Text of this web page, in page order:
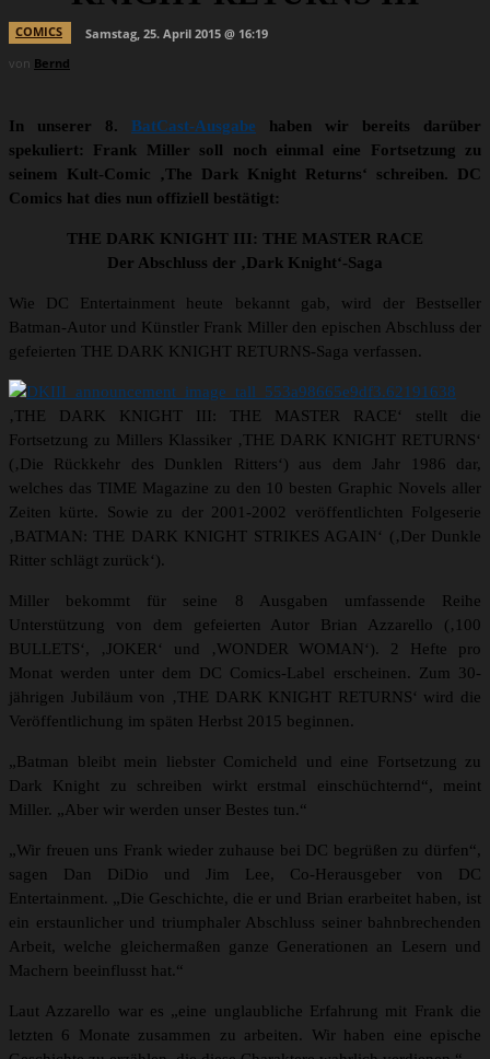
COMICS
Samstag, 25. April 2015 @ 16:19
von Bernd
In unserer 8. BatCast-Ausgabe haben wir bereits darüber
spekuliert: Frank Miller soll noch einmal eine Fortsetzung zu
seinem Kult-Comic ‚The Dark Knight Returns‘ schreiben. DC
Comics hat dies nun offiziell bestätigt:
THE DARK KNIGHT III: THE MASTER RACE
Der Abschluss der ‚Dark Knight‘-Saga
Wie DC Entertainment heute bekannt gab, wird der Bestseller
Batman-Autor und Künstler Frank Miller den epischen Abschluss der
gefeierten THE DARK KNIGHT RETURNS-Saga verfassen.
‚THE DARK KNIGHT III: THE MASTER RACE‘ stellt die
Fortsetzung zu Millers Klassiker ‚THE DARK KNIGHT RETURNS‘
(‚Die Rückkehr des Dunklen Ritters‘) aus dem Jahr 1986 dar,
welches das TIME Magazine zu den 10 besten Graphic Novels aller
Zeiten kürte. Sowie zu der 2001-2002 veröffentlichten Folgeserie
‚BATMAN: THE DARK KNIGHT STRIKES AGAIN‘ (‚Der Dunkle
Ritter schlägt zurück‘).
Miller bekommt für seine 8 Ausgaben umfassende Reihe
Unterstützung von dem gefeierten Autor Brian Azzarello (‚100
BULLETS‘, ‚JOKER‘ und ‚WONDER WOMAN‘). 2 Hefte pro
Monat werden unter dem DC Comics-Label erscheinen. Zum 30-
jährigen Jubiläum von ‚THE DARK KNIGHT RETURNS‘ wird die
Veröffentlichung im späten Herbst 2015 beginnen.
„Batman bleibt mein liebster Comicheld und eine Fortsetzung zu
Dark Knight zu schreiben wirkt erstmal einschüchternd“, meint
Miller. „Aber wir werden unser Bestes tun.“
„Wir freuen uns Frank wieder zuhause bei DC begrüßen zu dürfen“,
sagen Dan DiDio und Jim Lee, Co-Herausgeber von DC
Entertainment. „Die Geschichte, die er und Brian erarbeitet haben, ist
ein erstaunlicher und triumphaler Abschluss seiner bahnbrechenden
Arbeit, welche gleichermaßen ganze Generationen an Lesern und
Machern beeinflusst hat.“
Laut Azzarello war es „eine unglaubliche Erfahrung mit Frank die
letzten 6 Monate zusammen zu arbeiten. Wir haben eine epische